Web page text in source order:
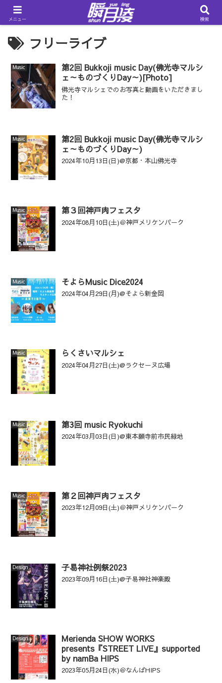
フリーライブ
Music
第2回 Bukkoji music Day(佛光寺マルシ
ェ～ものづくりDay～)[Photo]
佛光寺マルシェでのお写真と動画をいただきまし
た！
Music
第2回 Bukkoji music Day(佛光寺マルシ
ェ～ものづくりDay～)
2024年10月13日(日)@京都・本山佛光寺
Music 第３回神戸肉フェスタ
2024年08月10日(土)＠神戸メリケンパーク
Music そよらMusic Dice2024
2024年04月29日(月)@そよら新金岡
Music らくさいマルシェ
2024年04月27日(土)@ラクセーヌ広場
Music 第3回 music Ryokuchi
2024年03月03日(日)@東本願寺前市民緑地
Music 第２回神戸肉フェスタ
2023年12月09日(土)＠神戸メリケンパーク
Design 子易神社例祭2023
2023年09月16日(土)@子易神社神楽殿
Design
Merienda SHOW WORKS
presents『STREET LIVE』supported
by namBa HIPS
2023年05月24日(水)＠なんばHIPS
メニュー 検索